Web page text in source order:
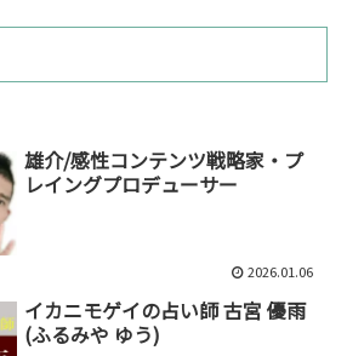
雄介/感性コンテンツ戦略家・プ
レイングプロデューサー
2026.01.06
イカニモゲイの占い師 古宮 優雨
(ふるみや ゆう)